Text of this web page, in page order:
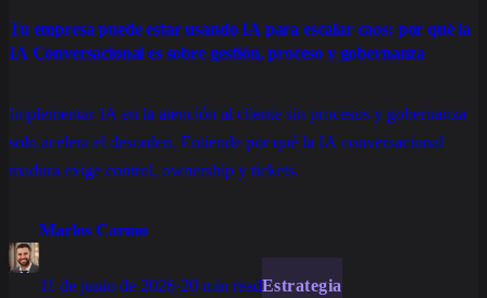
Tu empresa puede estar usando IA para escalar caos: por qué la
IA Conversacional es sobre gestión, proceso y gobernanza
Implementar IA en la atención al cliente sin procesos y gobernanza
solo acelera el desorden. Entiende por qué la IA conversacional
madura exige control, ownership y tickets.
Marlos Carmo
11 de junio de 2026·20 min readEstrategia